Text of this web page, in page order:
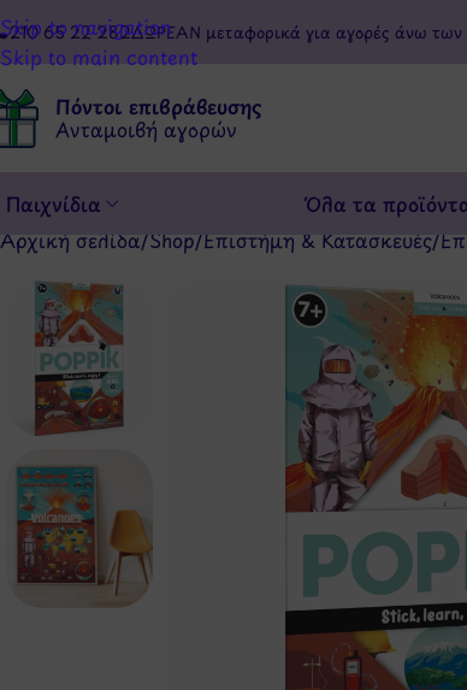
Skip to navigation
Skip to main content
210 65 22 282ΔΩΡΕΑΝ μεταφορικά για αγορές άνω
Πόντοι επιβράβευσης
Ανταμοιβή αγορών
Παιχνίδια Όλα τα
Αρχική σελίδα/Shop/Επιστήμη & Κατασκευές/